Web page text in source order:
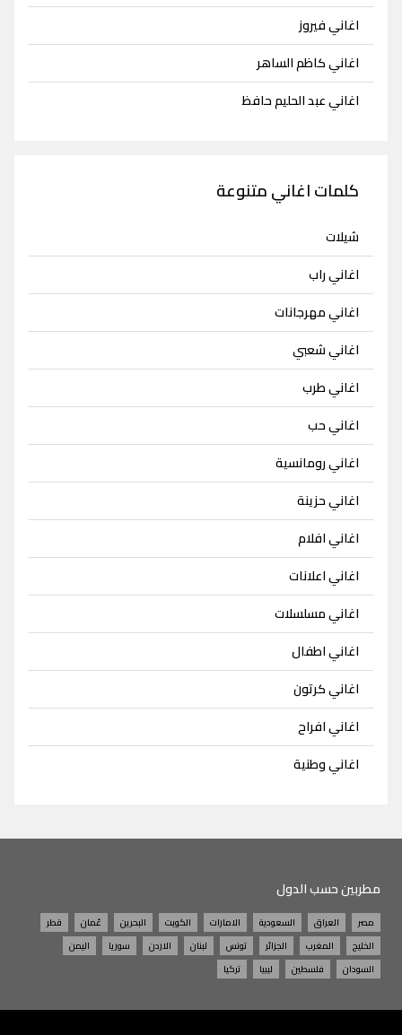
اغاني فيروز
اغاني كاظم الساهر
اغاني عبد الحليم حافظ
كلمات اغاني متنوعة
شيلات
اغاني راب
اغاني مهرجانات
اغاني شعبي
اغاني طرب
اغاني حب
اغاني رومانسية
اغاني حزينة
اغاني افلام
اغاني اعلانات
اغاني مسلسلات
اغاني اطفال
اغاني كرتون
اغاني افراح
اغاني وطنية
مطربين حسب الدول
مصر العراق السعودية الامارات الكويت البحرين عُمان
قطر
الخليج
المغرب الجزائر تونس لبنان الاردن سوريا
اليمن
السودان
فلسطين ليبيا تركيا